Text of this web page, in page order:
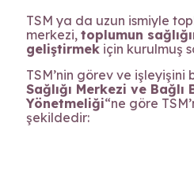
TSM ya da uzun ismiyle
merkezi, toplumun
geliştirmek için kurulmuş
TSM’nin görev ve işleyişini
Sağlığı Merkezi ve Bağlı
Yönetmeliği“ne göre
şekildedir: